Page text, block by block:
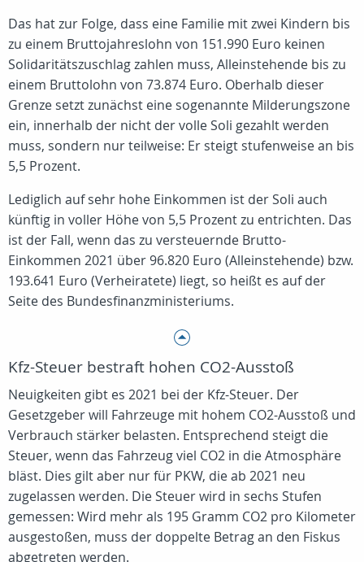
Das hat zur Folge, dass eine Familie mit zwei Kindern bis
zu einem Bruttojahreslohn von 151.990 Euro keinen
Solidaritätszuschlag zahlen muss, Alleinstehende bis zu
einem Bruttolohn von 73.874 Euro. Oberhalb dieser
Grenze setzt zunächst eine sogenannte Milderungszone
ein, innerhalb der nicht der volle Soli gezahlt werden
muss, sondern nur teilweise: Er steigt stufenweise an bis
5,5 Prozent.
Lediglich auf sehr hohe Einkommen ist der Soli auch
künftig in voller Höhe von 5,5 Prozent zu entrichten. Das
ist der Fall, wenn das zu versteuernde Brutto-
Einkommen 2021 über 96.820 Euro (Alleinstehende) bzw.
193.641 Euro (Verheiratete) liegt, so heißt es auf der
Seite des Bundesfinanzministeriums.
Kfz-Steuer bestraft hohen CO2-Ausstoß
Neuigkeiten gibt es 2021 bei der Kfz-Steuer. Der
Gesetzgeber will Fahrzeuge mit hohem CO2-Ausstoß und
Verbrauch stärker belasten. Entsprechend steigt die
Steuer, wenn das Fahrzeug viel CO2 in die Atmosphäre
bläst. Dies gilt aber nur für PKW, die ab 2021 neu
zugelassen werden. Die Steuer wird in sechs Stufen
gemessen: Wird mehr als 195 Gramm CO2 pro Kilometer
ausgestoßen, muss der doppelte Betrag an den Fiskus
abgetreten werden.